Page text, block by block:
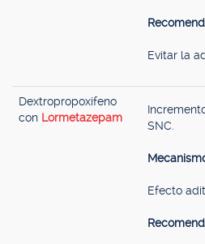
Evitar la
Dextropropoxifeno
con Lormetazepam
SNC.
Efecto